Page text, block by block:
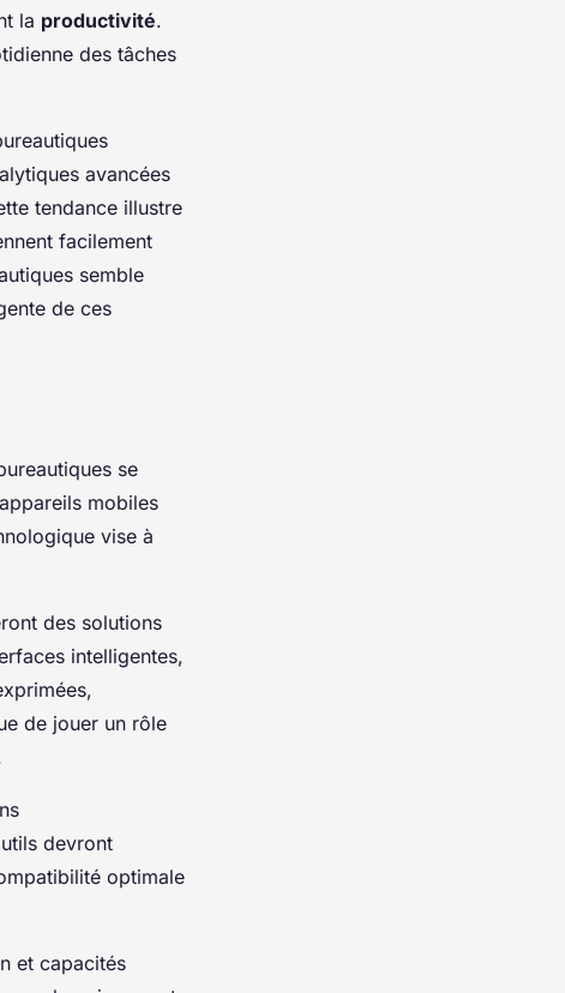
la productivité.
des tâches
avancées
tendance illustre
facilement
semble
de ces
se
mobiles
vise à
des solutions
intelligentes,
de jouer un rôle
devront
optimale
et capacités